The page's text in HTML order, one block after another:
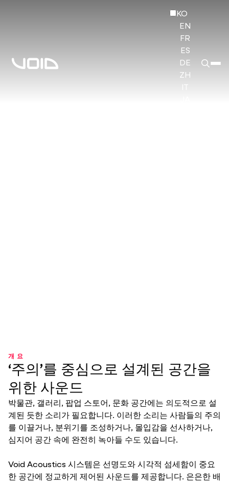
KO
EN
FR
ES
DE
ZH
개요
‘주의’를 중심으로 설계된 공간을
위한 사운드
박물관, 갤러리, 팝업 스토어, 문화 공간에는 의도적으로 설
계된 듯한 소리가 필요합니다. 이러한 소리는 사람들의 주의
를 이끌거나, 분위기를 조성하거나, 몰입감을 선사하거나,
심지어 공간 속에 완전히 녹아들 수도 있습니다.
Void Acoustics 시스템은 선명도와 시각적 섬세함이 중요
한 공간에 정교하게 제어된 사운드를 제공합니다. 은은한 배